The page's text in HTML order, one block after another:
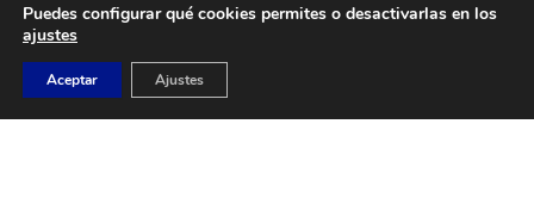
Villaviciosa de Odón (Madrid)
Puedes configurar qué cookies permites o desactivarlas en los
ajustes
Aceptar Ajustes